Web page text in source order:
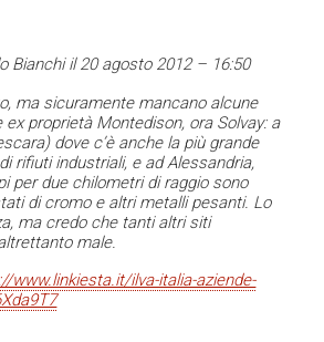
Bianchi il 20 agosto 2012 – 16:50
ma sicuramente mancano alcune
proprietà Montedison, ora Solvay: a
dove c’è anche la più grande
rifiuti industriali, e ad Alessandria,
per due chilometri di raggio sono
di cromo e altri metalli pesanti. Lo
ma credo che tanti altri siti
male.
www.linkiesta.it/ilva-italia-aziende-